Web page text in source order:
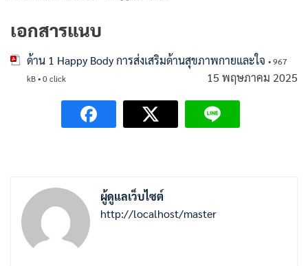
เอกสารแนบ
ด้าน 1 Happy Body การส่งเสริมด้านสุขภาพกายและใจ • 967
kB • 0 click
15 พฤษภาคม 2025
ผู้ดูแลเว็บไซต์
http://localhost/master